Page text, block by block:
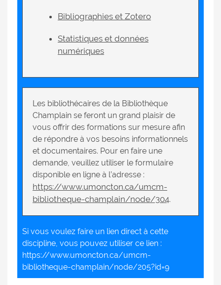
Bibliographies et Zotero
Statistiques et données
numériques
Les bibliothécaires de la Bibliothèque
Champlain se feront un grand plaisir de
vous offrir des formations sur mesure afin
de répondre à vos besoins informationnels
et documentaires. Pour en faire une
demande, veuillez utiliser le formulaire
disponible en ligne à l’adresse :
https://www.umoncton.ca/umcm-
bibliotheque-champlain/node/304.
Si vous voulez faire un lien direct à cette
discipline, vous pouvez utiliser ce lien :
https://www.umoncton.ca/umcm-
bibliotheque-champlain/node/205?id=9